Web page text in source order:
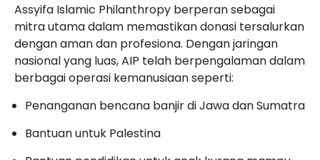
Assyifa Islamic Philanthropy berperan sebagai
mitra utama dalam memastikan donasi tersalurkan
dengan aman dan profesiona. Dengan jaringan
nasional yang luas, AIP telah berpengalaman dalam
berbagai operasi kemanusiaan seperti:
Penanganan bencana banjir di Jawa dan Sumatra
Bantuan untuk Palestina